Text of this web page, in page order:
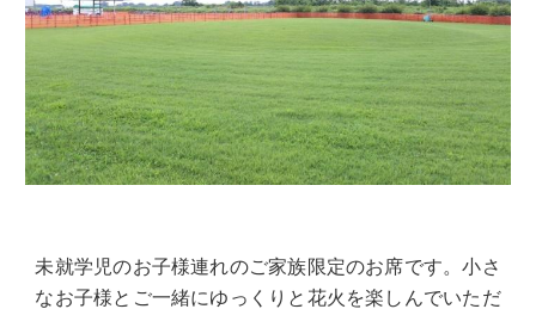
未就学児のお子様連れのご家族限定のお席です。小さ
なお子様とご一緒にゆっくりと花火を楽しんでいただ